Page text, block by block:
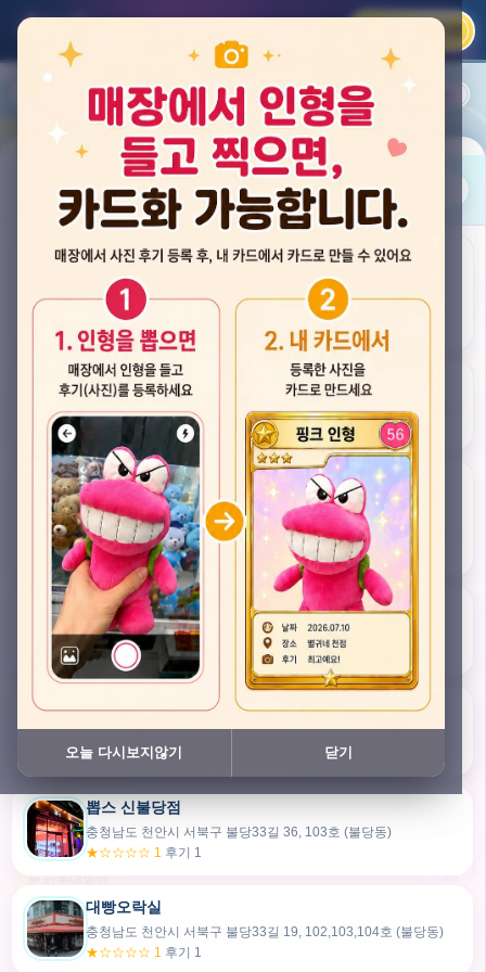
카카오 로그인
평점순 내 주변 즐겨찾기
뽑스 천안 불당점
★★★★☆ 4.2 후기 33
게임플렉스 불당동점
★★★☆☆ 2.5 후기 4
뽑기랜드
★★★★★ 4.7후기 47
픽스팟 불당점
충청남도 천안시 서북구 불당33길 47, 106호 (불당동)
★☆☆☆☆ 1 후기 1
쿠보 신불당점
충청남도 천안시 서북구 불당33길 35, 105호 (불당동)
★★★☆☆ 2.5후기 2
뽑스 신불당점
충청남도 천안시 서북구 불당33길 36, 103호 (불당동)
★☆☆☆☆ 1 후기 1
대빵오락실
충청남도 천안시 서북구 불당33길 19, 102,103,104호 (불당동)
★☆☆☆☆ 1 후기 1
30m
내위치
💬 카톡대화방
오늘 다시보지않기 닫기